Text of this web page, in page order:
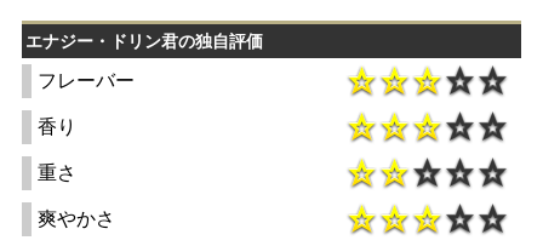
エナジー・ドリン君の独自評価
フレーバー
香り
重さ
爽やかさ